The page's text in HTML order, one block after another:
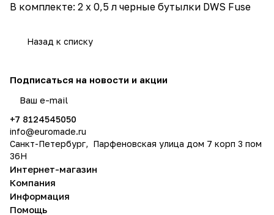
В комплекте: 2 x 0,5 л черные бутылки DWS Fuse
Назад к списку
Подписаться на новости и акции
+7 8124545050
info@euromade.ru
Санкт-Петербург, Парфеновская улица дом 7 корп 3 пом
36Н
Интернет-магазин
Компания
Информация
Помощь